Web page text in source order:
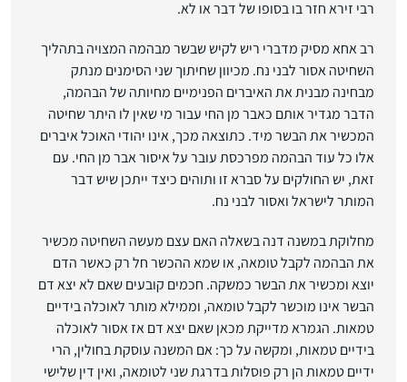
רבי זירא חזר בו בסופו של דבר או לא.
רב אחא מסיק מדברי ריש לקיש שבשר מבהמה המצויה בתהליך
השחיטה אסור לבני נח. מכיוון שחיתוך שני הסימנים מנתק
מבחינה מבנית את האיברים הפנימיים מחיותה של הבהמה,
הדבר מגדיר אותם כאבר מן החי עבור מי שאין לו היתר שחיטה
המכשיר את הבשר מיד. כתוצאה מכך, אינו יהודי האוכל איברים
אלו כל עוד הבהמה מפרכסת עובר על איסור אבר מן החי. עם
זאת, יש החולקים על סברא זו ותוהים כיצד ייתכן שיש דבר
המותר לישראל ואסור לבני נח.
מחלוקת במשנה דנה בשאלה האם עצם מעשה השחיטה מכשיר
את הבהמה לקבל טומאה, או שמא ההכשר חל רק כאשר הדם
יוצא ומכשיר את הבשר כמשקה. חכמים קובעים שאם לא יצא דם
הבשר אינו מוכשר לקבל טומאה, וממילא מותר לאוכלה בידיים
טמאות. הגמרא מדייקת מכאן שאם יצא דם אז אסור לאוכלה
בידיים טמאות, ומקשה על כך: אם המשנה עוסקת בחולין, הרי
ידיים טמאות הן רק פוסלות בדרגת שני לטומאה, ואין דין שלישי